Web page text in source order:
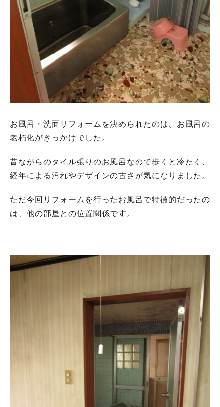
お風呂・洗面リフォームを決められたのは、お風呂の
老朽化がきっかけでした。
昔ながらのタイル張りのお風呂なので歩くと冷たく、
経年による汚れやデザインの古さが気になりました。
ただ今回リフォームを行ったお風呂で特徴的だったの
は、他の部屋との位置関係です。